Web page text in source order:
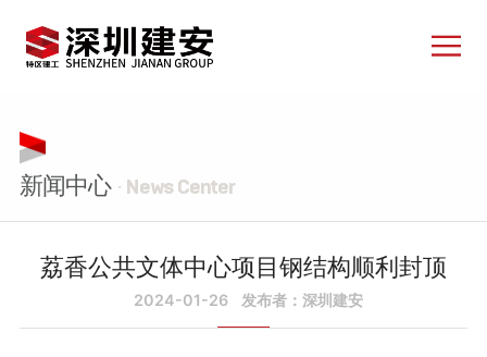
新闻中心 · News Center
荔香公共文体中心项目钢结构顺利封顶
2024-01-26 发布者：深圳建安